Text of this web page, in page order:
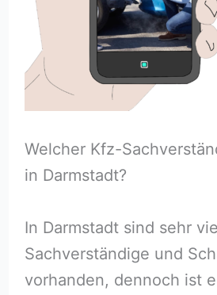
Welcher Kfz-
in Darmstadt?
In Darmstadt sind sehr
Sachverständige und
vorhanden, dennoch ist